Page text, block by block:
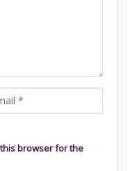
browser for the